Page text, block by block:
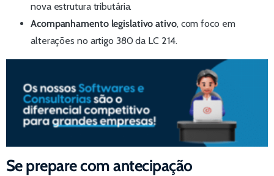
nova estrutura tributária.
Acompanhamento legislativo ativo, com foco em
alterações no artigo 380 da LC 214.
Se preparecom antecipação